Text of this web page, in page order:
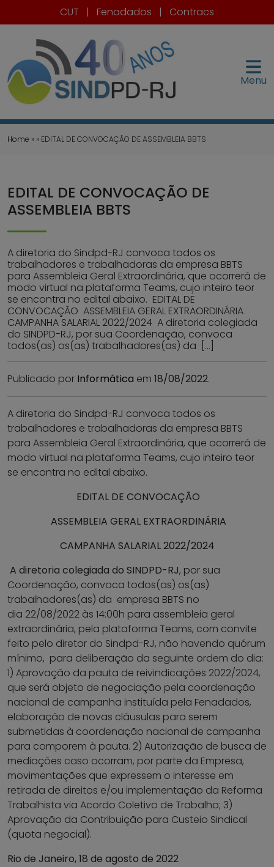
CUT | Fenadados | Contracs
Menu
Home » » EDITAL DE CONVOCAÇÃO DE ASSEMBLEIA BBTS
EDITAL DE CONVOCAÇÃO DE
ASSEMBLEIA BBTS
A diretoria do Sindpd-RJ convoca todos os
trabalhadores e trabalhadoras da empresa BBTS
para Assembleia Geral Extraordinária, que ocorrerá de
modo virtual na plataforma Teams, cujo inteiro teor
se encontra no edital abaixo. EDITAL DE
CONVOCAÇÃO ASSEMBLEIA GERAL EXTRAORDINÁRIA
CAMPANHA SALARIAL 2022/2024 A diretoria colegiada
do SINDPD-RJ, por sua Coordenação, convoca
todos(as) os(as) trabalhadores(as) da […]
Publicado por Informática em 18/08/2022.
A diretoria do Sindpd-RJ convoca todos os
trabalhadores e trabalhadoras da empresa BBTS
para Assembleia Geral Extraordinária, que ocorrerá de
modo virtual na plataforma Teams, cujo inteiro teor
se encontra no edital abaixo.
EDITAL DE CONVOCAÇÃO
ASSEMBLEIA GERAL EXTRAORDINÁRIA
CAMPANHA SALARIAL 2022/2024
A diretoria colegiada do SINDPD-RJ, por sua
Coordenação, convoca todos(as) os(as)
trabalhadores(as) da empresa BBTS no
dia 22/08/2022 às 14:00h para assembleia geral
extraordinária, pela plataforma Teams, com convite
feito pelo diretor do Sindpd-RJ, não havendo quórum
mínimo, para deliberação da seguinte ordem do dia:
1) Aprovação da pauta de reivindicações 2022/2024,
que será objeto de negociação pela coordenação
nacional de campanha instituída pela Fenadados,
elaboração de novas cláusulas para serem
submetidas à coordenação nacional de campanha
para comporem à pauta. 2) Autorização de busca de
mediações caso ocorram, por parte da Empresa,
movimentações que expressem o interesse em
retirada de direitos e/ou implementação da Reforma
Trabalhista via Acordo Coletivo de Trabalho; 3)
Aprovação da Contribuição para Custeio Sindical
(quota negocial).
Rio de Janeiro, 18 de agosto de 2022